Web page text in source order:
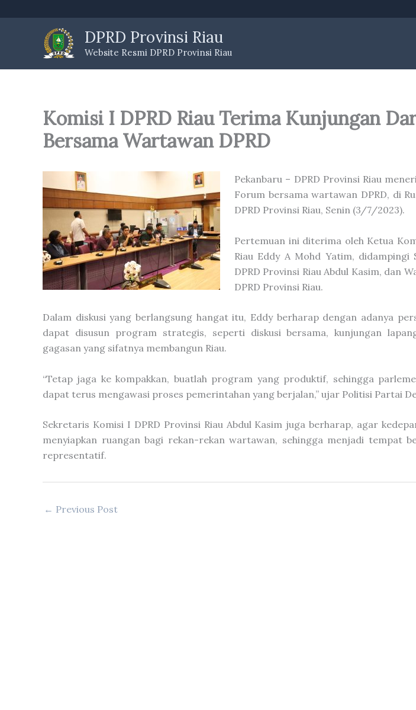
DPRD Provinsi Riau
Website Resmi DPRD Provinsi Riau
Komisi I DPRD Riau Terima Kunjungan
Bersama Wartawan DPRD
Pekanbaru – DPRD Provinsi Riau
Forum bersama wartawan DPRD, di
DPRD Provinsi Riau, Senin (3/7/2023).
Pertemuan ini diterima oleh Ketua
Riau Eddy A Mohd Yatim, didampingi
DPRD Provinsi Riau Abdul Kasim, dan
DPRD Provinsi Riau.
Dalam diskusi yang berlangsung hangat itu, Eddy berharap dengan adanya
dapat disusun program strategis, seperti diskusi bersama, kunjungan
gagasan yang sifatnya membangun Riau.
“Tetap jaga ke kompakkan, buatlah program yang produktif, sehingga
dapat terus mengawasi proses pemerintahan yang berjalan,” ujar Politisi Partai
Sekretaris Komisi I DPRD Provinsi Riau Abdul Kasim juga berharap, agar
menyiapkan ruangan bagi rekan-rekan wartawan, sehingga menjadi tempat
representatif.
← Previous Post